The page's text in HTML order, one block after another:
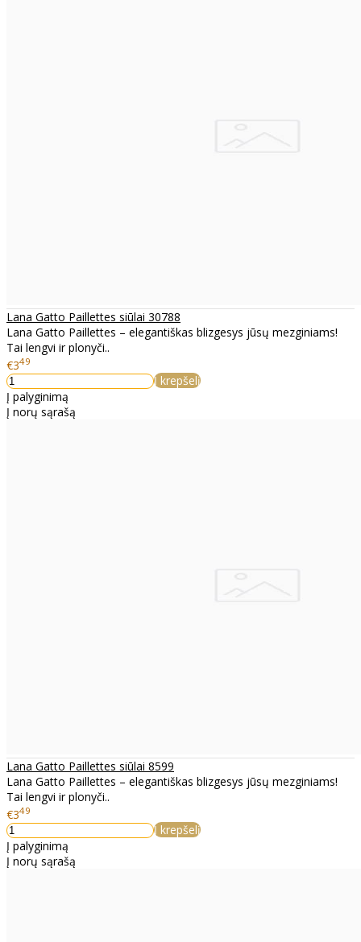
Lana Gatto Paillettes siūlai 30788
Lana Gatto Paillettes – elegantiškas blizgesys jūsų mezginiams!
Tai lengvi ir plonyči..
€349
Į krepšelį
Į palyginimą
Į norų sąrašą
Lana Gatto Paillettes siūlai 8599
Lana Gatto Paillettes – elegantiškas blizgesys jūsų mezginiams!
Tai lengvi ir plonyči..
€349
Į krepšelį
Į palyginimą
Į norų sąrašą